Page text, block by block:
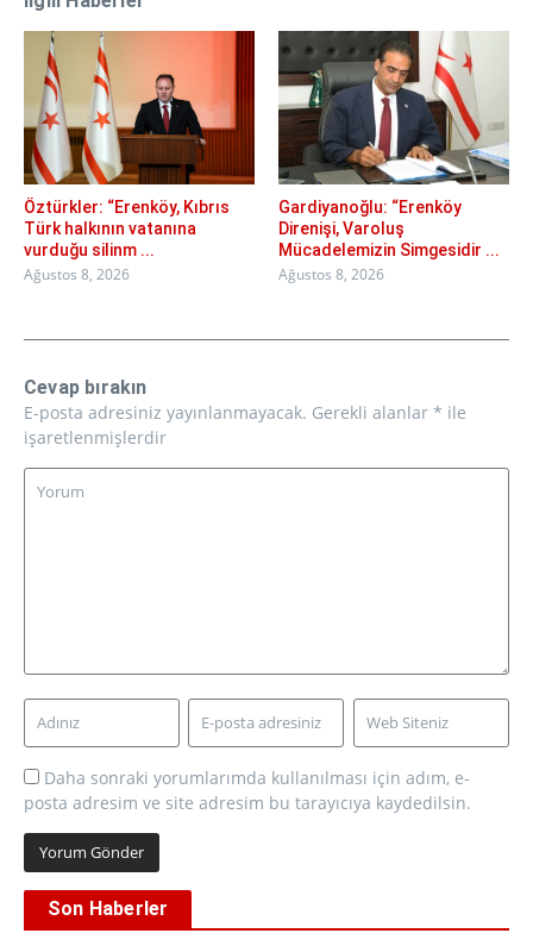
Öztürkler: “Erenköy, Kıbrıs
Türk halkının vatanına
vurduğu silinm ...
Ağustos 8, 2026
Gardiyanoğlu: “Erenköy
Direnişi, Varoluş
Mücadelemizin Simgesidir ...
Ağustos 8, 2026
Cevap bırakın
E-posta adresiniz yayınlanmayacak. Gerekli alanlar * ile
işaretlenmişlerdir
Daha sonraki yorumlarımda kullanılması için adım, e-
posta adresim ve site adresim bu tarayıcıya kaydedilsin.
Son Haberler